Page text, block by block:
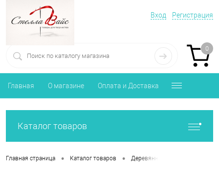
Вход Регистрация
0
Главная О магазине Оплата и Доставка
Каталог товаров
Главная страница • Каталог товаров • Деревянные ящики, сундуки,